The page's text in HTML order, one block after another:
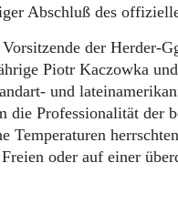
Abschluß des
der Herder-
Piotr Kaczowka
und
die Professionalität der
Temperaturen
oder auf einer